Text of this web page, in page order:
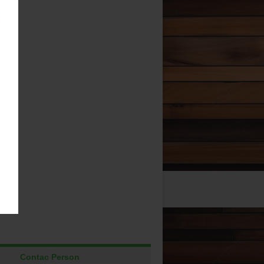
Contac Person